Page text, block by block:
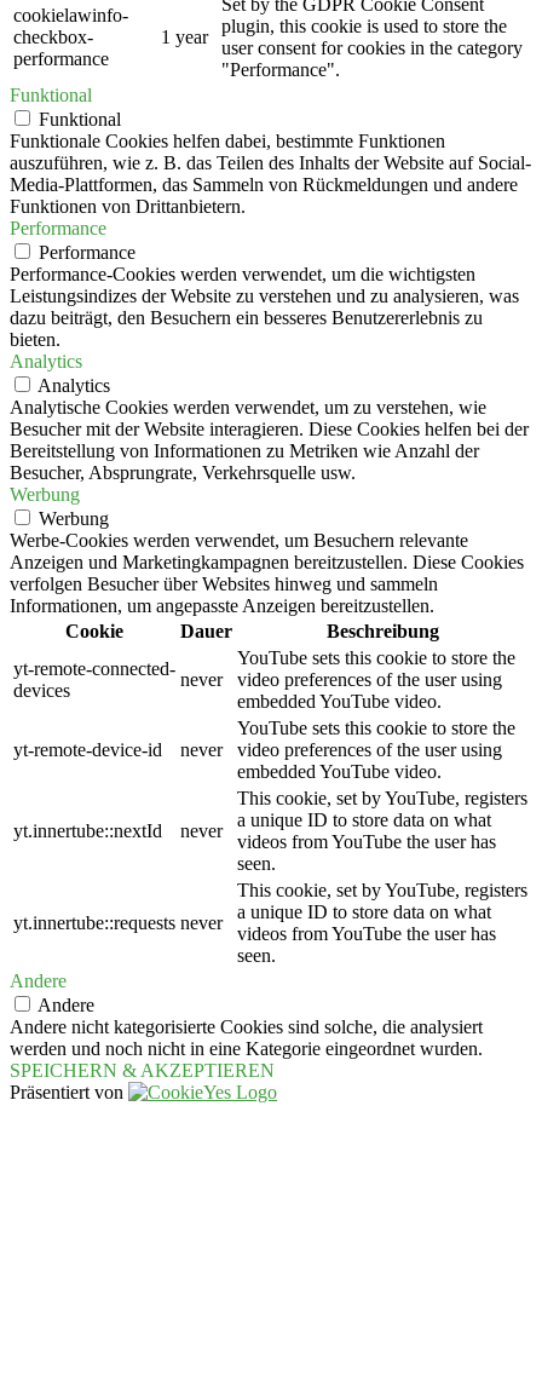
cookielawinfo-
checkbox-
performance
1 year
Set by the GDPR Cookie Consent
plugin, this cookie is used to store the
user consent for cookies in the category
"Performance".
Funktional
Funktional
Funktionale Cookies helfen dabei, bestimmte Funktionen
auszuführen, wie z. B. das Teilen des Inhalts der Website auf Social-
Media-Plattformen, das Sammeln von Rückmeldungen und andere
Funktionen von Drittanbietern.
Performance
Performance
Performance-Cookies werden verwendet, um die wichtigsten
Leistungsindizes der Website zu verstehen und zu analysieren, was
dazu beiträgt, den Besuchern ein besseres Benutzererlebnis zu
bieten.
Analytics
Analytics
Analytische Cookies werden verwendet, um zu verstehen, wie
Besucher mit der Website interagieren. Diese Cookies helfen bei der
Bereitstellung von Informationen zu Metriken wie Anzahl der
Besucher, Absprungrate, Verkehrsquelle usw.
Werbung
Werbung
Werbe-Cookies werden verwendet, um Besuchern relevante
Anzeigen und Marketingkampagnen bereitzustellen. Diese Cookies
verfolgen Besucher über Websites hinweg und sammeln
Informationen, um angepasste Anzeigen bereitzustellen.
Cookie
Dauer
Beschreibung
yt-remote-connected-
devices
never
YouTube sets this cookie to store the
video preferences of the user using
embedded YouTube video.
yt-remote-device-id never
YouTube sets this cookie to store the
video preferences of the user using
embedded YouTube video.
yt.innertube::nextId never
This cookie, set by YouTube, registers
a unique ID to store data on what
videos from YouTube the user has
seen.
yt.innertube::requests never
This cookie, set by YouTube, registers
a unique ID to store data on what
videos from YouTube the user has
seen.
Andere
Andere
Andere nicht kategorisierte Cookies sind solche, die analysiert
werden und noch nicht in eine Kategorie eingeordnet wurden.
SPEICHERN & AKZEPTIEREN
Präsentiert von